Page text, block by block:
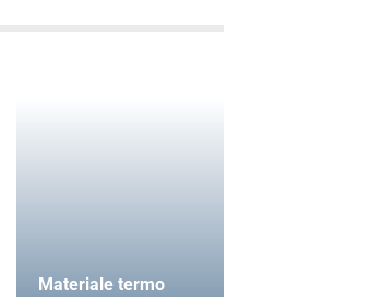
Materiale termo